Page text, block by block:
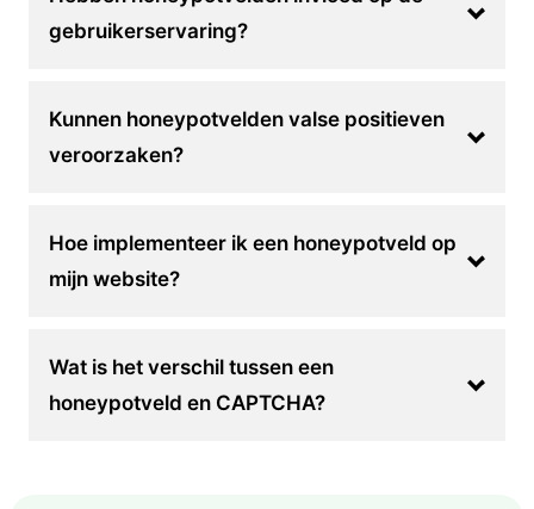
gebruikerservaring?
Kunnen honeypotvelden valse positieven
veroorzaken?
Hoe implementeer ik een honeypotveld op
mijn website?
Wat is het verschil tussen een
honeypotveld en CAPTCHA?